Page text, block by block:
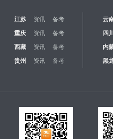
江苏 资讯 备考 云
重庆 资讯 备考 四川
西藏 资讯 备考 内
贵州 资讯 备考 黑